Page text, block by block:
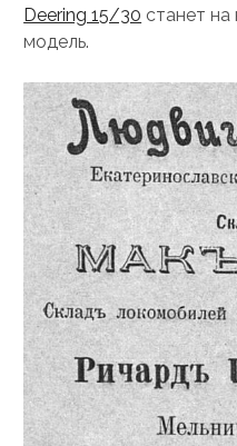
Deering 15/30 станет на
модель.